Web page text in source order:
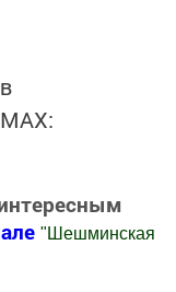
" Шешминская